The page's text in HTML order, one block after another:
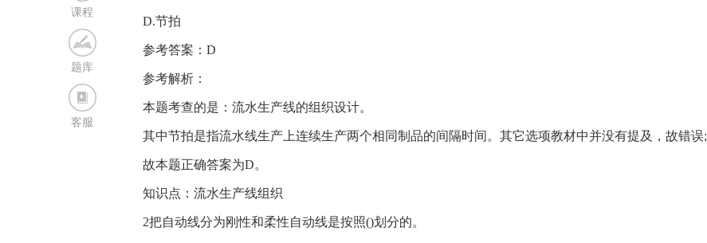
课程
题库
客服
D.节拍
参考答案：D
参考解析：
本题考查的是：流水生产线的组织设计。
其中节拍是指流水线生产上连续生产两个相同制品的间隔时间。其它选项教材中并没有提及，故错误;
故本题正确答案为D。
知识点：流水生产线组织
2把自动线分为刚性和柔性自动线是按照()划分的。